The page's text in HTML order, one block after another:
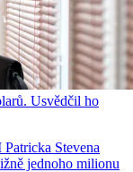
Usvědčil ho
Stevena
jednoho milionu